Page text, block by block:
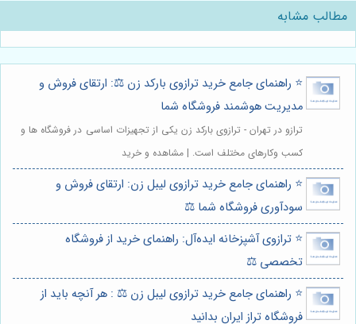
مطالب مشابه
⭐️ راهنمای جامع خرید ترازوی بارکد زن ⚖️: ارتقای فروش و
مدیریت هوشمند فروشگاه شما
ترازو در تهران - ترازوی بارکد زن یکی از تجهیزات اساسی در فروشگاه ها و
کسب وکارهای مختلف است. | مشاهده و خرید
⭐️ راهنمای جامع خرید ترازوی لیبل زن: ارتقای فروش و
سودآوری فروشگاه شما ⚖️
⭐️ ترازوی آشپزخانه ایده‌آل: راهنمای خرید از فروشگاه
تخصصی ⚖️
⭐️ راهنمای جامع خرید ترازوی لیبل زن ⚖️ : هر آنچه باید از
فروشگاه تراز ایران بدانید